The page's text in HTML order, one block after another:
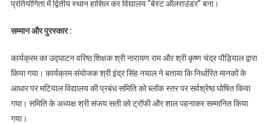
चैंपियन
प्रतियोगिता में द्वितीय स्थान हासिल कर विद्यालय “बेस्ट ऑलराउंडर” बना।
सम्मान और पुरस्कार :
कार्यक्रम का उद्घाटन वरिष्ठ शिक्षक श्री नारायण राम और श्री कृष्ण चंद्र पौड़ियाल द्वारा
किया गया। कार्यक्रम संयोजक श्री इंद्र सिंह नयाल ने बताया कि निर्धारित मानकों के
आधार पर मटियाल विद्यालय की प्रबंध समिति को ब्लॉक स्तर पर सर्वश्रेष्ठ घोषित किया
गया। समिति के अध्यक्ष श्री संजय सती को ट्रॉफी और शाल पहनाकर सम्मानित किया
गया।